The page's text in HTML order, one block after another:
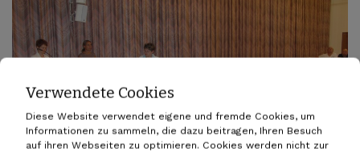
Verwendete Cookies
Diese Website verwendet eigene und fremde Cookies, um
Informationen zu sammeln, die dazu beitragen, Ihren Besuch
auf ihren Webseiten zu optimieren. Cookies werden nicht zur